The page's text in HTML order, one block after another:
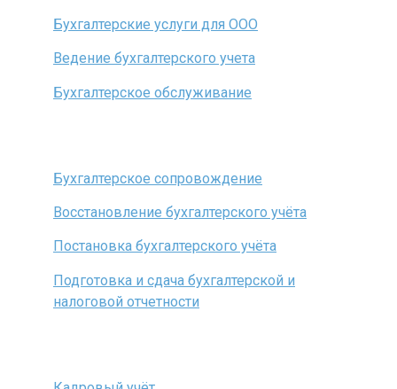
Бухгалтерские услуги для ООО
Ведение бухгалтерского учета
Бухгалтерское обслуживание
Бухгалтерское сопровождение
Восстановление бухгалтерского учёта
Постановка бухгалтерского учёта
Подготовка и сдача бухгалтерской и
налоговой отчетности